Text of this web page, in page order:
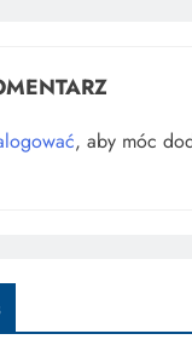
, aby móc